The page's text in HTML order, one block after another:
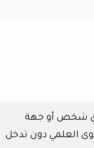
شخص أو جهة
العلمي دون تدخل